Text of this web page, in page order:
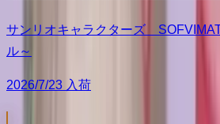
サンリオキャラクターズ
ル～
2026/7/23 入荷